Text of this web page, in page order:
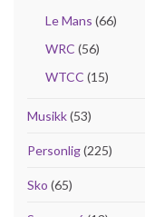
Le Mans (66)
WRC (56)
WTCC (15)
Musikk(53)
Personlig(225)
Sko (65)